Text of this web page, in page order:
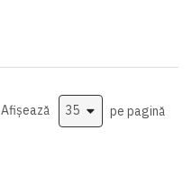
Afișează pe pagină